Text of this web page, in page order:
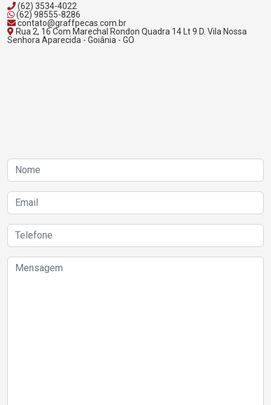
(62) 3534-4022
(62) 98555-8286
contato@graffpecas.com.br
Rua 2, 16 Com Marechal Rondon Quadra 14 Lt 9 D. Vila Nossa
Senhora Aparecida - Goiânia - GO